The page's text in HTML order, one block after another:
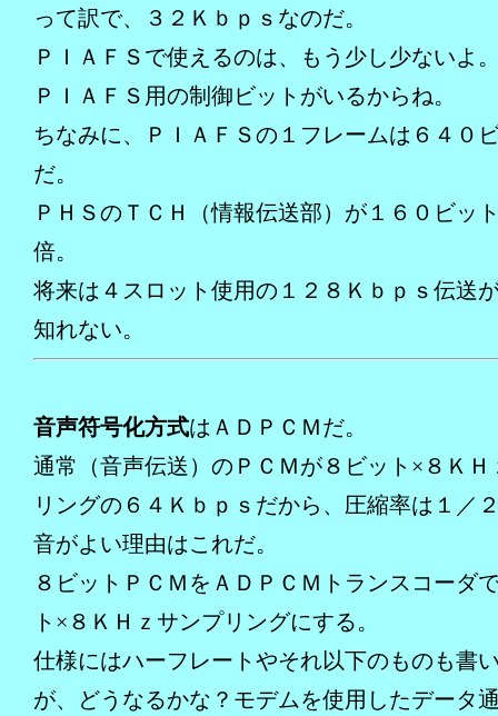
って訳で、３２Ｋｂｐｓなのだ。
ＰＩＡＦＳで使えるのは、もう少し少ないよ
ＰＩＡＦＳ用の制御ビットがいるからね。
ちなみに、ＰＩＡＦＳの１フレームは６４０
だ。
ＰＨＳのＴＣＨ（情報伝送部）が１６０ビッ
倍。
将来は４スロット使用の１２８Ｋｂｐｓ伝送
知れない。
音声符号化方式はＡＤＰＣＭだ。
通常（音声伝送）のＰＣＭが８ビット×８ＫＨ
リングの６４Ｋｂｐｓだから、圧縮率は１／
音がよい理由はこれだ。
８ビットＰＣＭをＡＤＰＣＭトランスコーダ
ト×８ＫＨｚサンプリングにする。
仕様にはハーフレートやそれ以下のものも書
が、どうなるかな？モデムを使用したデータ